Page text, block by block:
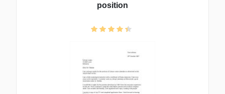
position